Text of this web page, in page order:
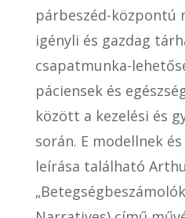
párbeszéd-központú
igényli és gazdag
csapatmunka-
páciensek és
között a kezelési és
során. E modellnek
leírása található